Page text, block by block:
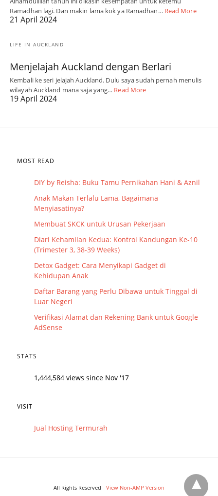
Ramadhan lagi. Dan makin lama kok ya Ramadhan… Read More
21 April 2024
LIFE IN AUCKLAND
Menjelajah Auckland dengan Berlari
Kembali ke seri jelajah Auckland. Dulu saya sudah pernah menulis
wilayah Auckland mana saja yang… Read More
19 April 2024
MOST READ
DIY by Reisha: Buku Tamu Pernikahan Hani & Aznil
Anak Makan Terlalu Lama, Bagaimana
Menyiasatinya?
Membuat SKCK untuk Urusan Pekerjaan
Diari Kehamilan Kedua: Kontrol Kandungan Ke-10
(Trimester 3, 38-39 Weeks)
Detox Gadget: Cara Menyikapi Gadget di
Kehidupan Anak
Daftar Barang yang Perlu Dibawa untuk Tinggal di
Luar Negeri
Verifikasi Alamat dan Rekening Bank untuk Google
AdSense
STATS
1,444,584 views since Nov '17
VISIT
Jual Hosting Termurah
All Rights Reserved View Non-AMP Version